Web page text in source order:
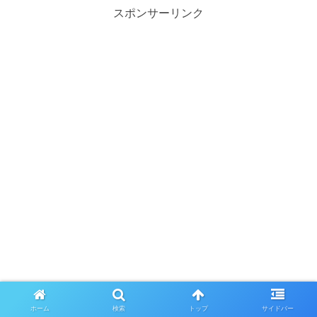
スポンサーリンク
ホーム 検索 トップ サイドバー